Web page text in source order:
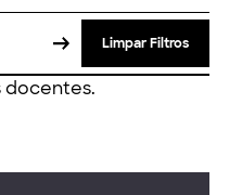
Limpar Filtros
docentes.